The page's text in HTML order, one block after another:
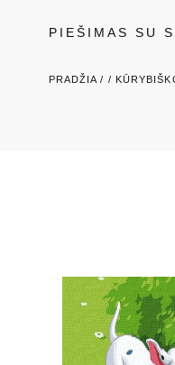
PIEŠIMAS SU
PRADŽIA / /